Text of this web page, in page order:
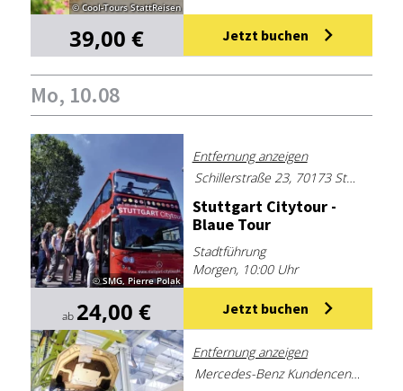
© Cool-Tours StattReisen
39,00 € Jetzt buchen
Mo, 10.08
© SMG, Pierre Polak
Entfernung anzeigen
Schillerstraße 23, 70173 Stuttgart
Stutt­gart Ci­ty­tour -
Blaue Tour
Stadtführung
Morgen, 10:00 Uhr
ab 24,00 € Jetzt buchen
Entfernung anzeigen
Mercedes-Benz Kundencenter Sindelfingen